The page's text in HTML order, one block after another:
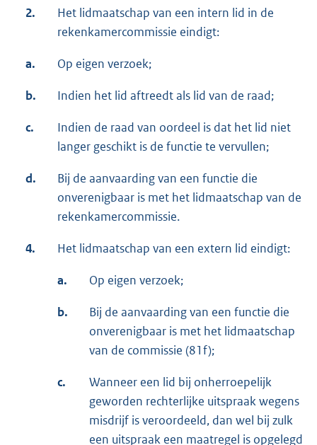
2.
Het lidmaatschap van een intern lid in de
rekenkamercommissie eindigt:
a. Op eigen verzoek;
b. Indien het lid aftreedt als lid van de raad;
c.
Indien de raad van oordeel is dat het lid niet
langer geschikt is de functie te vervullen;
d.
Bij de aanvaarding van een functie die
onverenigbaar is met het lidmaatschap van de
rekenkamercommissie.
4. Het lidmaatschap van een extern lid eindigt:
a. Op eigen verzoek;
b.
Bij de aanvaarding van een functie die
onverenigbaar is met het lidmaatschap
van de commissie (81f);
c.
Wanneer een lid bij onherroepelijk
geworden rechterlijke uitspraak wegens
misdrijf is veroordeeld, dan wel bij zulk
een uitspraak een maatregel is opgelegd